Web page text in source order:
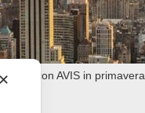
York con AVIS in primavera
✕